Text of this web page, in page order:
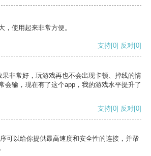
，使用起来非常方便。
支持[0] 反对[0]
非常好，玩游戏再也不会出现卡顿、掉线的情
会输，现在有了这个app，我的游戏水平提升了
支持[0] 反对[0]
可以给你提供最高速度和安全性的连接，并帮